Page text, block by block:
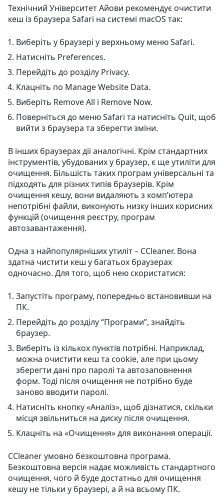
Технічний Університет Айови рекомендує очистити
кеш із браузера Safari на системі macOS так:
Виберіть у браузері у верхньому меню Safari.
Натисніть Preferences.
Перейдіть до розділу Privacy.
Клацніть по Manage Website Data.
Виберіть Remove All і Remove Now.
Поверніться до меню Safari та натисніть Quit, щоб
вийти з браузера та зберегти зміни.
В інших браузерах дії аналогічні. Крім стандартних
інструментів, убудованих у браузер, є ще утиліти для
очищення. Більшість таких програм універсальні та
підходять для різних типів браузерів. Крім
очищення кешу, вони видаляють з комп’ютера
непотрібні файли, виконують низку інших корисних
функцій (очищення реєстру, програм
автозавантаження).
Одна з найпопулярніших утиліт – CCleaner. Вона
здатна чистити кеш у багатьох браузерах
одночасно. Для того, щоб нею скористатися:
Запустіть програму, попередньо встановивши на
ПК.
Перейдіть до розділу “Програми”, знайдіть
браузер.
Виберіть із кількох пунктів потрібні. Наприклад,
можна очистити кеш та cookie, але при цьому
зберегти дані про паролі та автозаповнення
форм. Тоді після очищення не потрібно буде
заново вводити паролі.
Натисніть кнопку «Аналіз», щоб дізнатися, скільки
місця звільниться на диску після очищення.
Клацніть на «Очищення» для виконання операції.
CCleaner умовно безкоштовна програма.
Безкоштовна версія надає можливість стандартного
очищення, чого й буде достатньо для очищення
кешу не тільки у браузері, а й на всьому ПК.